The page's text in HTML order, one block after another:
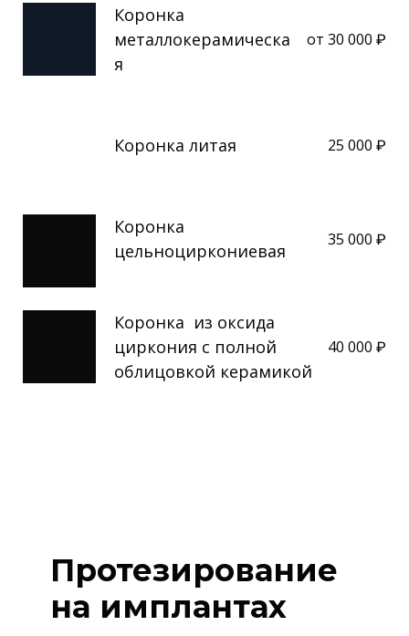
Коронка
металлокерамическа
я
от 30 000 ₽
Коронка литая 25 000 ₽
Коронка
цельноциркониевая
35 000 ₽
Коронка из оксида
циркония с полной
облицовкой керамикой
40 000 ₽
Протезирование
на имплантах